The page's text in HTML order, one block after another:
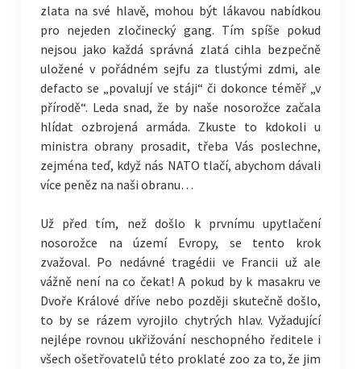
zlata na své hlavě, mohou být lákavou nabídkou
pro nejeden zločinecký gang. Tím spíše pokud
nejsou jako každá správná zlatá cihla bezpečně
uložené v pořádném sejfu za tlustými zdmi, ale
defacto se „povalují ve stáji“ či dokonce téměř „v
přírodě“. Leda snad, že by naše nosorožce začala
hlídat ozbrojená armáda. Zkuste to kdokoli u
ministra obrany prosadit, třeba Vás poslechne,
zejména teď, když nás NATO tlačí, abychom dávali
více peněz na naši obranu…
Už před tím, než došlo k prvnímu upytlačení
nosorožce na území Evropy, se tento krok
zvažoval. Po nedávné tragédii ve Francii už ale
vážně není na co čekat! A pokud by k masakru ve
Dvoře Králové dříve nebo později skutečně došlo,
to by se rázem vyrojilo chytrých hlav. Vyžadující
nejlépe rovnou ukřižování neschopného ředitele i
všech ošetřovatelů této proklaté zoo za to, že jim